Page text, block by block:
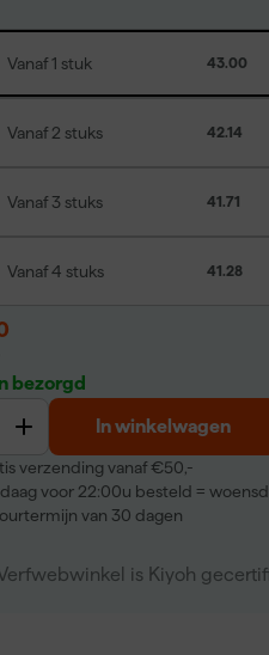
Vanaf 1 stuk 43.00
Vanaf 2 stuks 42.14
Vanaf 3 stuks 41.71
Vanaf 4 stuks 41.28
bezorgd
In winkelwagen
verzending vanaf €50,-
voor 22:00u besteld =
van 30 dagen
is Kiyoh